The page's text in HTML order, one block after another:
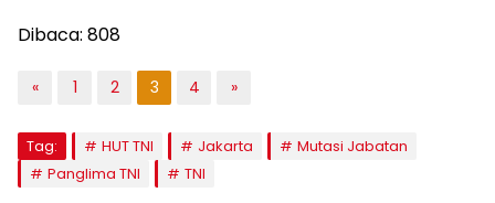
Dibaca: 808
« 1 2 3 4 »
Tag: HUT TNI Jakarta
Mutasi Jabatan
Panglima TNI
TNI